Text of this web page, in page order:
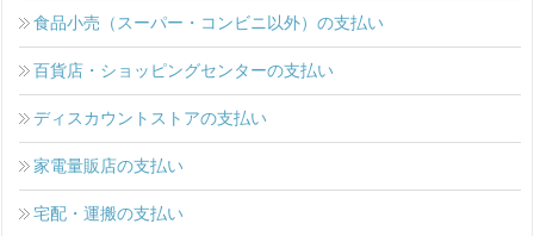
食品小売（スーパー・コンビニ以外）の支払い
百貨店・ショッピングセンターの支払い
ディスカウントストアの支払い
家電量販店の支払い
宅配・運搬の支払い